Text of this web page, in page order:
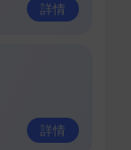
詳情
詳情